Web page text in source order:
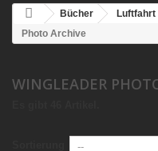
Bücher Luftfahrt
Photo Archive
WINGLEADER